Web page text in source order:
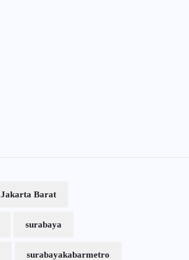
Jakarta Barat
surabaya
surabayakabarmetro